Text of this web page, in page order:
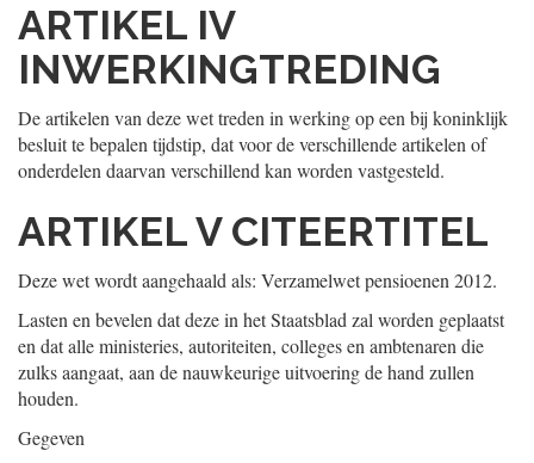
ARTIKEL IV
INWERKINGTREDING
De artikelen van deze wet treden in werking op een bij koninklijk
besluit te bepalen tijdstip, dat voor de verschillende artikelen of
onderdelen daarvan verschillend kan worden vastgesteld.
ARTIKEL V CITEERTITEL
Deze wet wordt aangehaald als: Verzamelwet pensioenen 2012.
Lasten en bevelen dat deze in het Staatsblad zal worden geplaatst
en dat alle ministeries, autoriteiten, colleges en ambtenaren die
zulks aangaat, aan de nauwkeurige uitvoering de hand zullen
houden.
Gegeven